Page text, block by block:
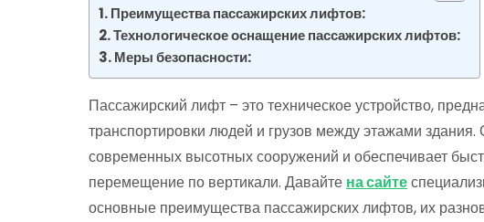
Преимущества пассажирских лифтов:
Технологическое оснащение пассажирских лифтов:
Меры безопасности:
Пассажирский лифт – это техническое устройство,
транспортировки людей и грузов между этажами
современных высотных сооружений и обеспечивает
перемещение по вертикали. Давайте на сайте
основные преимущества пассажирских лифтов, их